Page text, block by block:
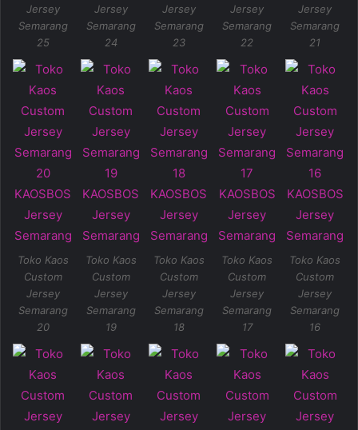
Jersey
Semarang
25
Jersey
Semarang
24
Jersey
Semarang
23
Jersey
Semarang
22
Jersey
Semarang
21
Toko Kaos
Custom
Jersey
Semarang
20
Toko Kaos
Custom
Jersey
Semarang
19
Toko Kaos
Custom
Jersey
Semarang
18
Toko Kaos
Custom
Jersey
Semarang
17
Toko Kaos
Custom
Jersey
Semarang
16